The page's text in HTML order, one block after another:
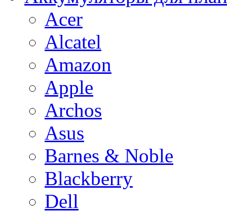
Acer
Alcatel
Amazon
Apple
Archos
Asus
Barnes & Noble
Blackberry
Dell